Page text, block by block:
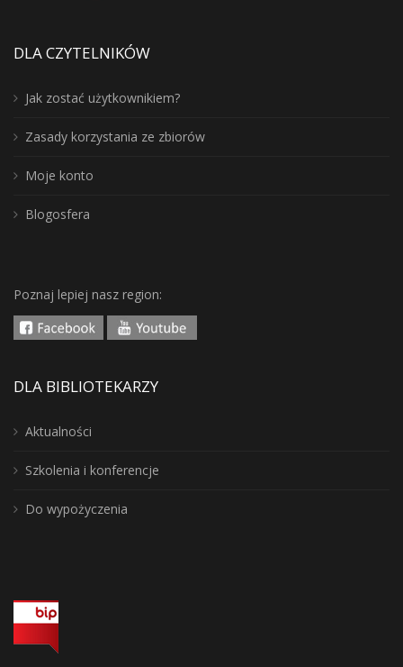
DLA CZYTELNIKÓW
Jak zostać użytkownikiem?
Zasady korzystania ze zbiorów
Moje konto
Blogosfera
Poznaj lepiej nasz region:
DLA BIBLIOTEKARZY
Aktualności
Szkolenia i konferencje
Do wypożyczenia